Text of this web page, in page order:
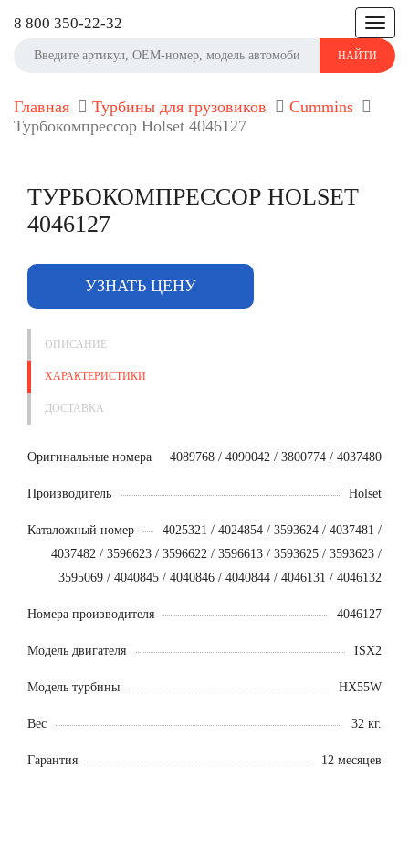
8 800 350-22-32
Toggle
НАЙТИ
Главная Турбины для грузовиков
Cummins
Турбокомпрессор Holset 4046127
ТУРБОКОМПРЕССОР HOLSET
4046127
УЗНАТЬ ЦЕНУ
ОПИСАНИЕ
ХАРАКТЕРИСТИКИ
ДОСТАВКА
Оригинальные номера 4089768 / 4090042 / 3800774 / 4037480
Производитель Holset
Каталожный номер
4025321 / 4024854 / 3593624 / 4037481 /
4037482 / 3596623 / 3596622 / 3596613 / 3593625 / 3593623 /
3595069 / 4040845 / 4040846 / 4040844 / 4046131 / 4046132
Номера производителя 4046127
Модель двигателя ISX2
Модель турбины HX55W
Вес 32 кг.
Гарантия 12 месяцев